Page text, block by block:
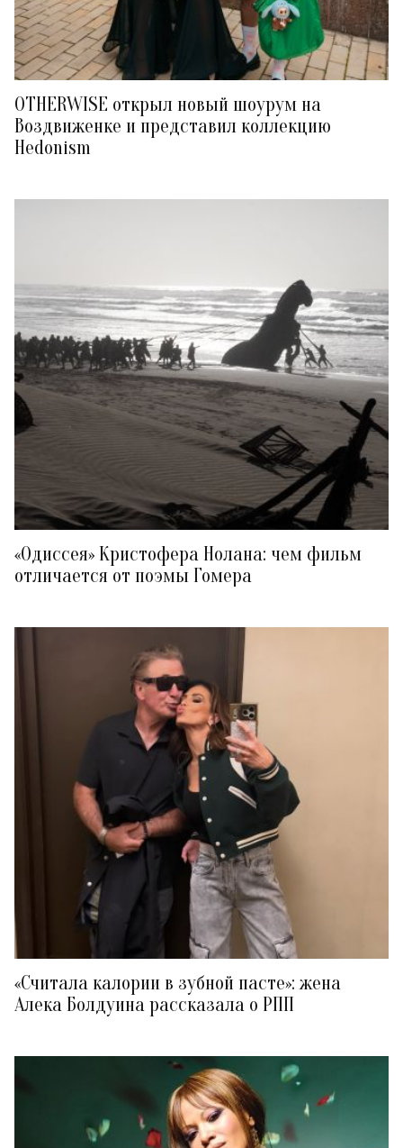
OTHERWISE открыл новый шоурум на
Воздвиженке и представил коллекцию
Hedonism
«Одиссея» Кристофера Нолана: чем фильм
отличается от поэмы Гомера
«Считала калории в зубной пасте»: жена
Алека Болдуина рассказала о РПП